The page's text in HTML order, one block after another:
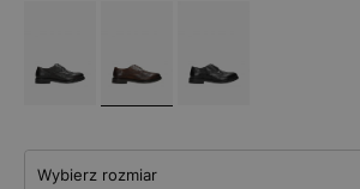
Wybierz rozmiar